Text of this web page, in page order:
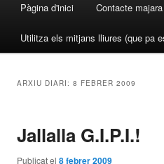
Pàgina d'inici Contacte majara
Utilitza els mitjans lliures (que pa
ARXIU DIARI: 8 FEBRER 2009
Jallalla G.I.P.I.!
Publicat el 8 febrer 2009